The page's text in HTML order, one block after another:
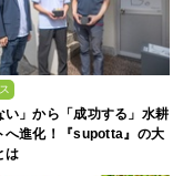
い」から「成功する」水耕
へ進化！『supotta』の大
は